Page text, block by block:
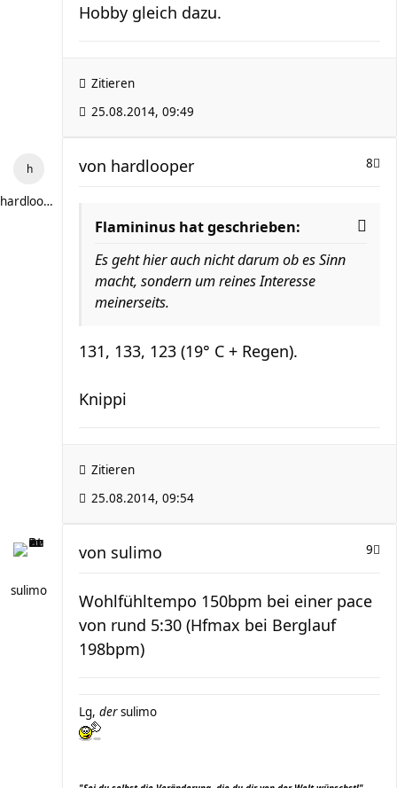
Hobby gleich dazu.
Zitieren
25.08.2014, 09:49
hardlooper
8
von hardlooper
Flamininus hat geschrieben:
Es geht hier auch nicht darum ob es Sinn
macht, sondern um reines Interesse
meinerseits.
131, 133, 123 (19° C + Regen).
Knippi
Zitieren
25.08.2014, 09:54
sulimo
9
von sulimo
Wohlfühltempo 150bpm bei einer pace
von rund 5:30 (Hfmax bei Berglauf
198bpm)
Lg, dersulimo